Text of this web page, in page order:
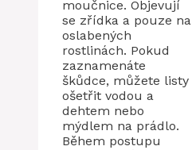
moučnice. Objevují
se zřídka a pouze na
oslabených
rostlinách. Pokud
zaznamenáte
škůdce, můžete listy
ošetřit vodou a
dehtem nebo
mýdlem na prádlo.
Během postupu